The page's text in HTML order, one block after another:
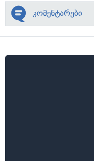
კომენტარები